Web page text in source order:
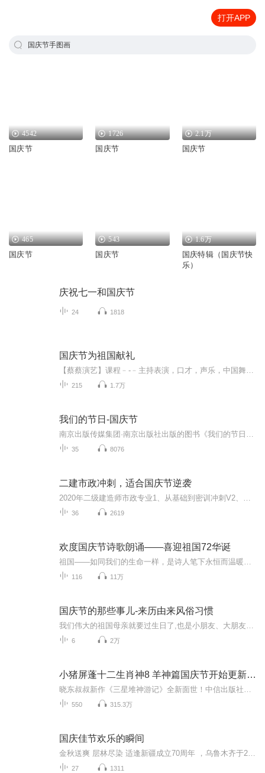
打开APP
国庆节手图画
4542
国庆节
1726
国庆节
2.1万
国庆节
465
国庆节
543
国庆节
1.6万
国庆特辑（国庆节快
乐）
庆祝七一和国庆节
24 1818
国庆节为祖国献礼
215 1.7万
我们的节日-国庆节
35 8076
二建市政冲刺，适合国庆节逆袭
36 2619
欢度国庆节诗歌朗诵——喜迎祖国72华诞
116 11万
国庆节的那些事儿-来历由来风俗习惯
6 2万
小猪屏蓬十二生肖神8 羊神篇国庆节开始更新啦！
550 315.3万
国庆佳节欢乐的瞬间
27 1311